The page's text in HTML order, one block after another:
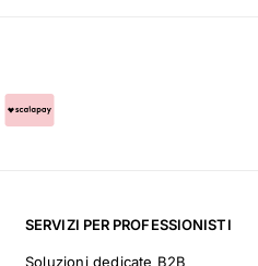
SERVIZI PER PROFESSIONISTI
Soluzioni dedicate B2B